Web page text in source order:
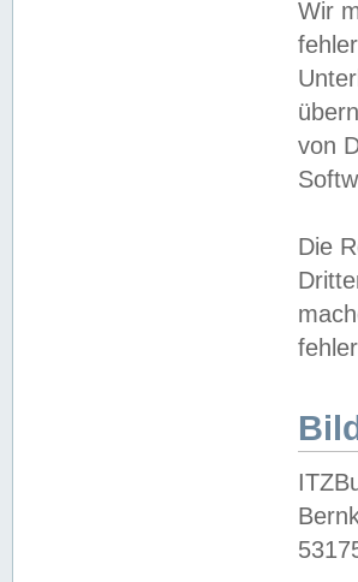
Wir
von
Die